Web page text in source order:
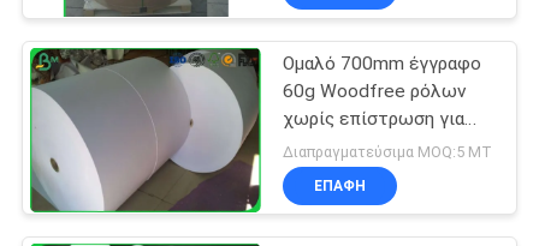
Ομαλό 700mm έγγραφο
60g Woodfree ρόλων
χωρίς επίστρωση για
την εκτύπωση σχολικών
βιβλίων
Διαπραγματεύσιμα MOQ:5 MT
ΕΠΑΦΉ